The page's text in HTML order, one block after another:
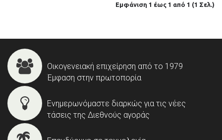
Εμφάνιση 1 έως 1 από 1 (1 Σελ.)
Οικογενειακή επιχείρηση από το 1979
Έμφαση στην πρωτοπορία
Ενημερωνόμαστε διαρκώς για τις νέες
τάσεις της Διεθνούς αγοράς